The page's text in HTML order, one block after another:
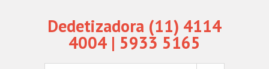
Dedetizadora (11) 4114
4004 | 5933 5165